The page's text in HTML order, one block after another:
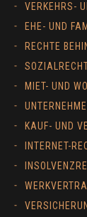
VERKEHRS-
EHE- UND
RECHTE
MIET- UND
KAUF- UND
INTERNET-